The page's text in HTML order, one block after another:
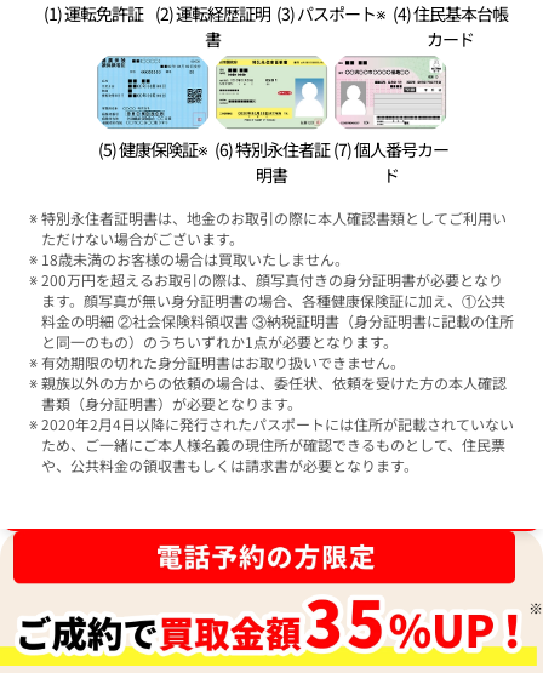
(1) 運転免許証 (2) 運転経歴証明
書
(3) パスポート※ (4) 住民基本台帳
カード
(5) 健康保険証※ (6) 特別永住者証
明書
(7) 個人番号カー
ド
特別永住者証明書は、地金のお取引の際に本人確認書類としてご利用い
ただけない場合がございます。
18歳未満のお客様の場合は買取いたしません。
200万円を超えるお取引の際は、顔写真付きの身分証明書が必要となり
ます。顔写真が無い身分証明書の場合、各種健康保険証に加え、①公共
料金の明細 ②社会保険料領収書 ③納税証明書（身分証明書に記載の住所
と同一のもの）のうちいずれか1点が必要となります。
有効期限の切れた身分証明書はお取り扱いできません。
親族以外の方からの依頼の場合は、委任状、依頼を受けた方の本人確認
書類（身分証明書）が必要となります。
2020年2月4日以降に発行されたパスポートには住所が記載されていない
ため、ご一緒にご本人様名義の現住所が確認できるものとして、住民票
や、公共料金の領収書もしくは請求書が必要となります。